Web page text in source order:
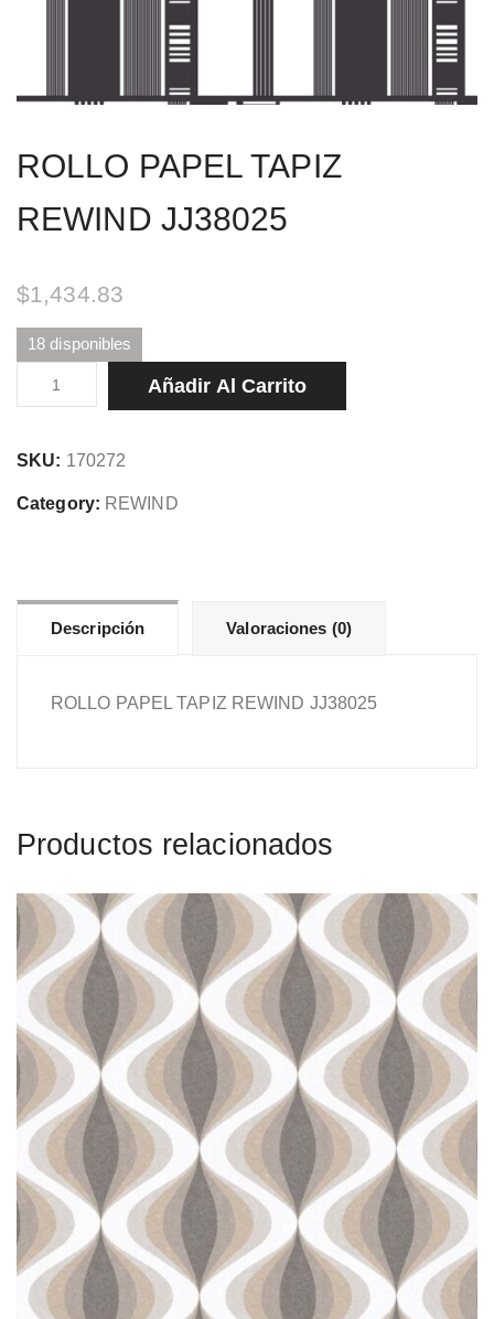
ROLLO PAPEL TAPIZ
REWIND JJ38025
$1,434.83
18 disponibles
ROLLO
PAPEL
REWIND
JJ38025
Añadir Al Carrito
SKU: 170272
Category: REWIND
Descripción Valoraciones (0)
ROLLO PAPEL TAPIZ REWIND JJ38025
Productos relacionados